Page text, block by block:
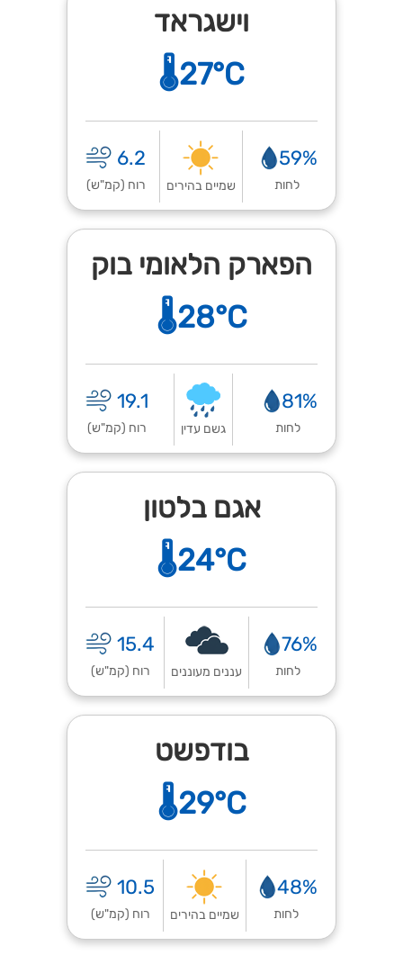
וישגראד
🌡️27°C
59%
לחות שמיים בהירים
6.2
רוח (קמ"ש)
הפארק הלאומי בוק
🌡️28°C
81%
לחות גשם עדין
19.1
רוח (קמ"ש)
אגם בלטון
🌡️24°C
76%
לחות עננים מעוננים
15.4
רוח (קמ"ש)
בודפשט
🌡️29°C
48%
לחות שמיים בהירים
10.5
רוח (קמ"ש)